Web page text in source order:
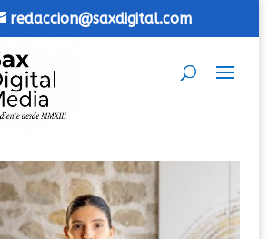
redaccion@saxdigital.com